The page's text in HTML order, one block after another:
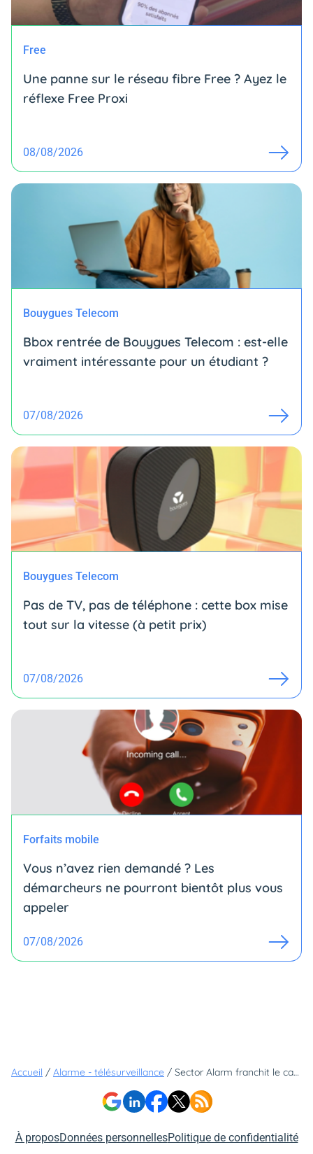
Free
Une panne sur le réseau fibre Free ? Ayez le
réflexe Free Proxi
08/08/2026
Bouygues Telecom
Bbox rentrée de Bouygues Telecom : est-elle
vraiment intéressante pour un étudiant ?
07/08/2026
Bouygues Telecom
Pas de TV, pas de téléphone : cette box mise
tout sur la vitesse (à petit prix)
07/08/2026
Forfaits mobile
Vous n’avez rien demandé ? Les
démarcheurs ne pourront bientôt plus vous
appeler
07/08/2026
Accueil / Alarme - télésurveillance / Sector Alarm franchit le cap des 100 000 clients en France
À proposDonnées personnellesPolitique de confidentialité